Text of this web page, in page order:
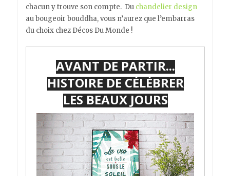
chacun y trouve son compte. Du chandelier design
au bougeoir bouddha, vous n’aurez que l’embarras
du choix chez Décos Du Monde !